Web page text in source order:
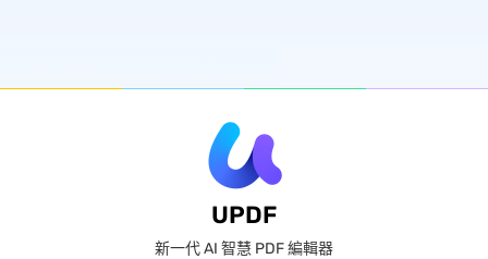
UPDF
新一代 AI 智慧 PDF 編輯器